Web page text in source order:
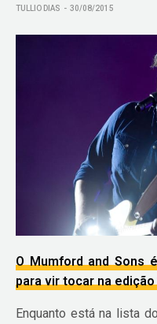
TULLIO DIAS 30/08/2015
O Mumford and Sons
para vir tocar na
Enquanto está na lista